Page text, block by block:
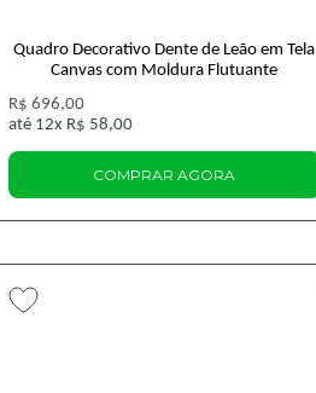
Quadro Decorativo Dente de Leão em Tela
Canvas com Moldura Flutuante
R$ 696,00
12x R$ 58,00
COMPRAR AGORA